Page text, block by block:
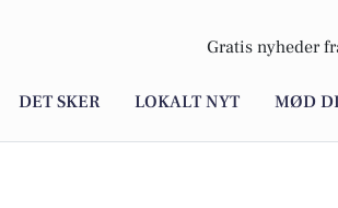
Gratis nyheder
DET SKER LOKALT NYT MØD